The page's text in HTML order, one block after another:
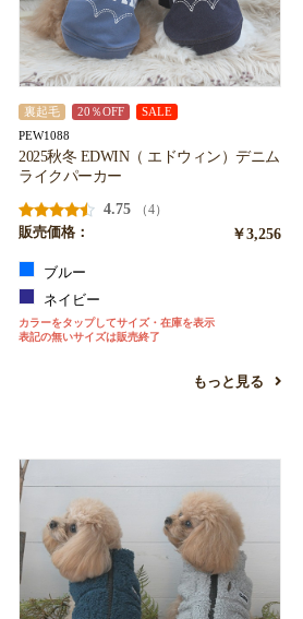
裏起毛 20％OFF SALE
PEW1088
2025秋冬 EDWIN（ エドウィン）デニム
ライクパーカー
4.75
（4）
販売価格：
￥3,256
ブルー
ネイビー
カラーをタップしてサイズ・在庫を表示
表記の無いサイズは販売終了
もっと見る